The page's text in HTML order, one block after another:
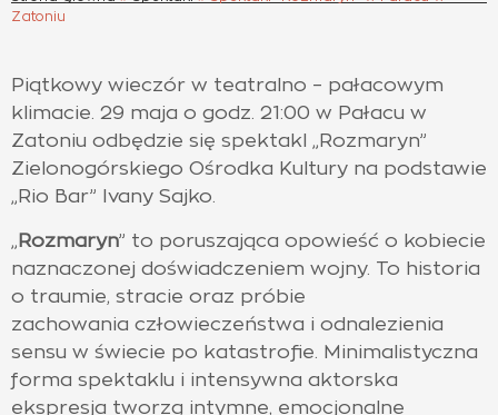
Zatoniu
Piątkowy wieczór w teatralno – pałacowym
klimacie. 29 maja o godz. 21:00 w Pałacu w
Zatoniu odbędzie się spektakl „Rozmaryn”
Zielonogórskiego Ośrodka Kultury na podstawie
„Rio Bar” Ivany Sajko.
„ Rozmaryn” to poruszająca opowieść o kobiecie
naznaczonej doświadczeniem wojny. To historia
o traumie, stracie oraz próbie
zachowania człowieczeństwa i odnalezienia
sensu w świecie po katastrofie. Minimalistyczna
forma spektaklu i intensywna aktorska
ekspresja tworzą intymne, emocjonalne